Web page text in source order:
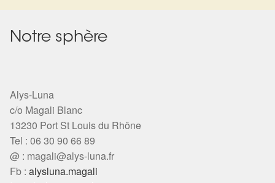
Bracelets
Pendentifs
Pierres
Harmonisation
Notre sphère
Alys-Luna
c/o Magali Blanc
13230 Port St Louis du Rhône
Tel : 06 30 90 66 89
@ : magali@alys-luna.fr
Fb : alysluna.magali